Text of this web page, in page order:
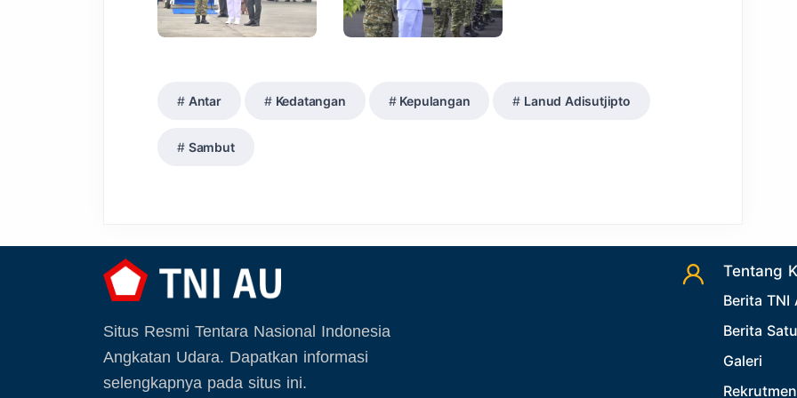
Antar Kedatangan Kepulangan Lanud Adisutjipto
Sambut
Situs Resmi Tentara Nasional Indonesia
Angkatan Udara. Dapatkan informasi
selengkapnya pada situs ini.
Tentang
Berita TNI
Berita
Galeri
Rekrutmen